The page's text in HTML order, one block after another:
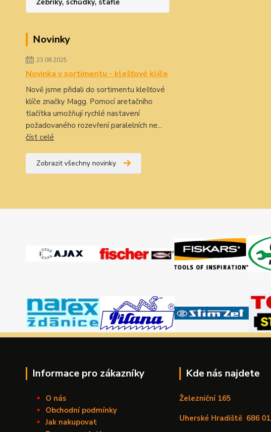
Žebříky, schůdky, štafle
Novinky
23.08.2025
Novinka v sortimentu - klešťové klíče
Nově jsme přidali do sortimentu klešťové
klíče značky Magg. Pomocí aretačního
tlačítka umožňují rychlé nastavení
požadovaného rozevření paralelních ne...
číst celé
Zobrazit všechny novinky
Informace pro zákazníky
O nás
Obchodní podmínky
Jak nakupovat
Kde nás najdete
Železniční 165
Uherské Hradiště 686 01